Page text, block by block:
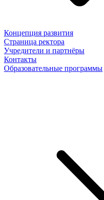
Концепция развития
Страница ректора
Учредители и партнёры
Контакты
Образовательные программы